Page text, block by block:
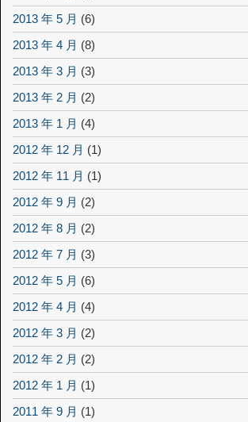
2013 年 5 月 (6)
2013 年 4 月 (8)
2013 年 3 月 (3)
2013 年 2 月 (2)
2013 年 1 月 (4)
2012 年 12 月 (1)
2012 年 11 月 (1)
2012 年 9 月 (2)
2012 年 8 月 (2)
2012 年 7 月 (3)
2012 年 5 月 (6)
2012 年 4 月 (4)
2012 年 3 月 (2)
2012 年 2 月 (2)
2012 年 1 月 (1)
2011 年 9 月 (1)